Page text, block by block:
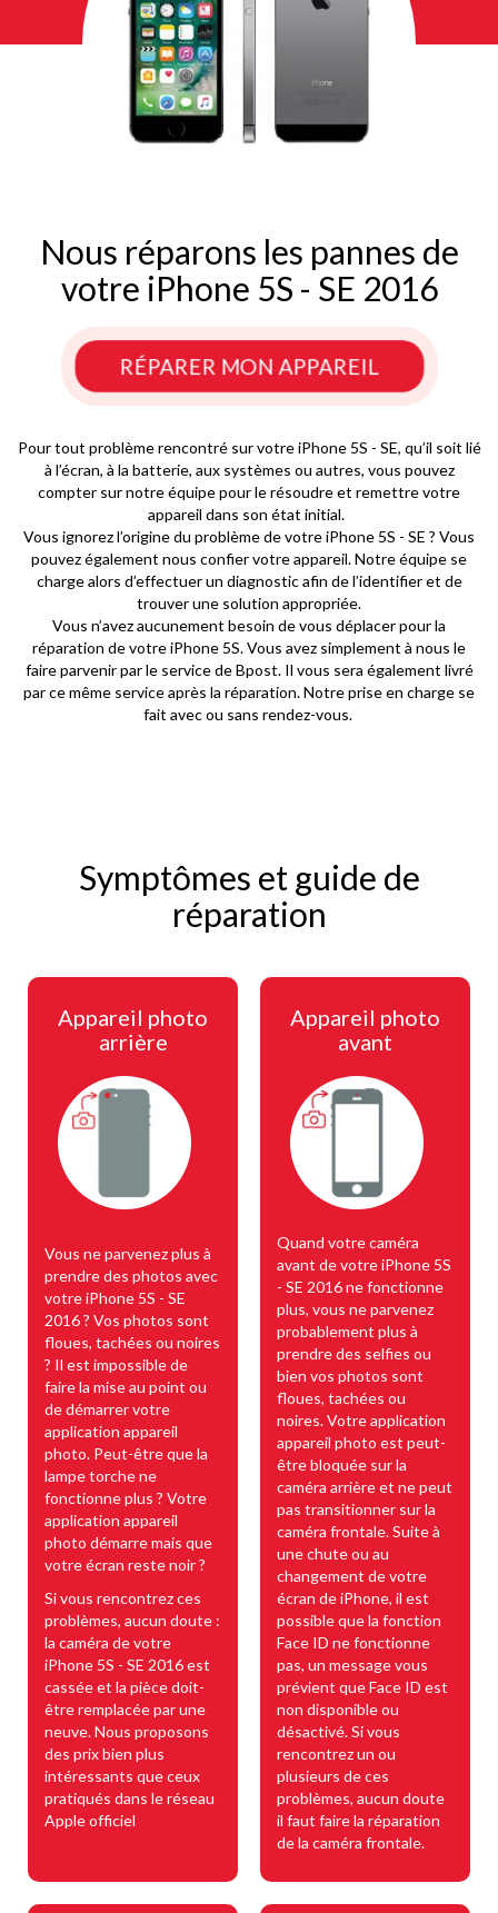
Nous réparons les pannes de
votre iPhone 5S - SE 2016
RÉPARER MON APPAREIL
Pour tout problème rencontré sur votre iPhone 5S - SE, qu’il soit lié
à l’écran, à la batterie, aux systèmes ou autres, vous pouvez
compter sur notre équipe pour le résoudre et remettre votre
appareil dans son état initial.
Vous ignorez l’origine du problème de votre iPhone 5S - SE ? Vous
pouvez également nous confier votre appareil. Notre équipe se
charge alors d’effectuer un diagnostic afin de l’identifier et de
trouver une solution appropriée.
Vous n’avez aucunement besoin de vous déplacer pour la
réparation de votre iPhone 5S. Vous avez simplement à nous le
faire parvenir par le service de Bpost. Il vous sera également livré
par ce même service après la réparation. Notre prise en charge se
fait avec ou sans rendez-vous.
Symptômes et guide de
réparation
Appareil photo
arrière
Vous ne parvenez plus à
prendre des photos avec
votre iPhone 5S - SE
2016 ? Vos photos sont
floues, tachées ou noires
? Il est impossible de
faire la mise au point ou
de démarrer votre
application appareil
photo. Peut-être que la
lampe torche ne
fonctionne plus ? Votre
application appareil
photo démarre mais que
votre écran reste noir ?
Si vous rencontrez ces
problèmes, aucun doute :
la caméra de votre
iPhone 5S - SE 2016 est
cassée et la pièce doit-
être remplacée par une
neuve. Nous proposons
des prix bien plus
intéressants que ceux
pratiqués dans le réseau
Apple officiel
Appareil photo
avant
Quand votre caméra
avant de votre iPhone 5S
- SE 2016 ne fonctionne
plus, vous ne parvenez
probablement plus à
prendre des selfies ou
bien vos photos sont
floues, tachées ou
noires. Votre application
appareil photo est peut-
être bloquée sur la
caméra arrière et ne peut
pas transitionner sur la
caméra frontale. Suite à
une chute ou au
changement de votre
écran de iPhone, il est
possible que la fonction
Face ID ne fonctionne
pas, un message vous
prévient que Face ID est
non disponible ou
désactivé. Si vous
rencontrez un ou
plusieurs de ces
problèmes, aucun doute
il faut faire la réparation
de la caméra frontale.